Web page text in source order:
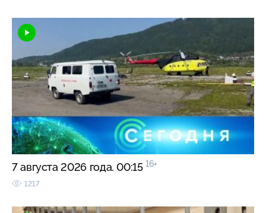
7 августа 2026 года. 00:15 16+
1217